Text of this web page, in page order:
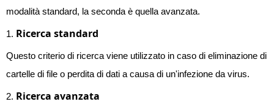
modalità standard, la seconda è quella avanzata.
1. Ricerca standard
Questo criterio di ricerca viene utilizzato in caso di eliminazione di
cartelle di file o perdita di dati a causa di un'infezione da virus.
2. Ricerca avanzata